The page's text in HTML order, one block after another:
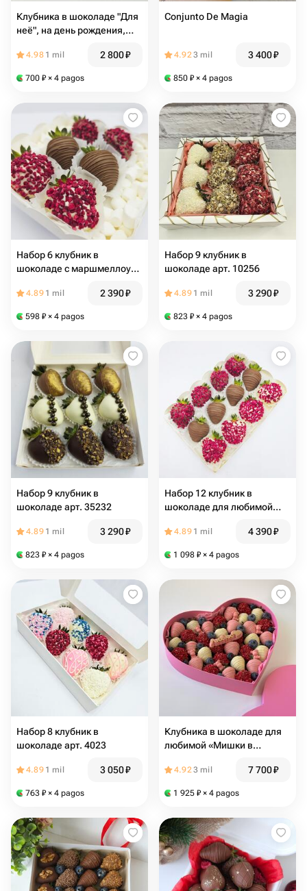
Клубника в шоколаде "Для
неё", на день рождения,
подруге, коллеге, маме
4.98 1 mil 2 800₽
700 ₽ × 4 pagos
Conjunto De Magia
4.923 mil 3 400₽
850 ₽ × 4 pagos
Набор 6 клубник в
шоколаде с маршмеллоу
4.89 1 mil 2 390₽
598 ₽ × 4 pagos
Набор 9 клубник в
шоколаде арт. 10256
4.89 1 mil 3 290₽
823 ₽ × 4 pagos
Набор 9 клубник в
шоколаде арт. 35232
4.89 1 mil 3 290₽
823 ₽ × 4 pagos
Набор 12 клубник в
шоколаде для любимой
4.89 1 mil 4 390₽
1 098 ₽ × 4 pagos
Набор 8 клубник в
шоколаде арт. 4023
4.89 1 mil 3 050₽
763 ₽ × 4 pagos
Клубника в шоколаде для
любимой «Мишки в
4.923 mil 7 700₽
1 925 ₽ × 4 pagos